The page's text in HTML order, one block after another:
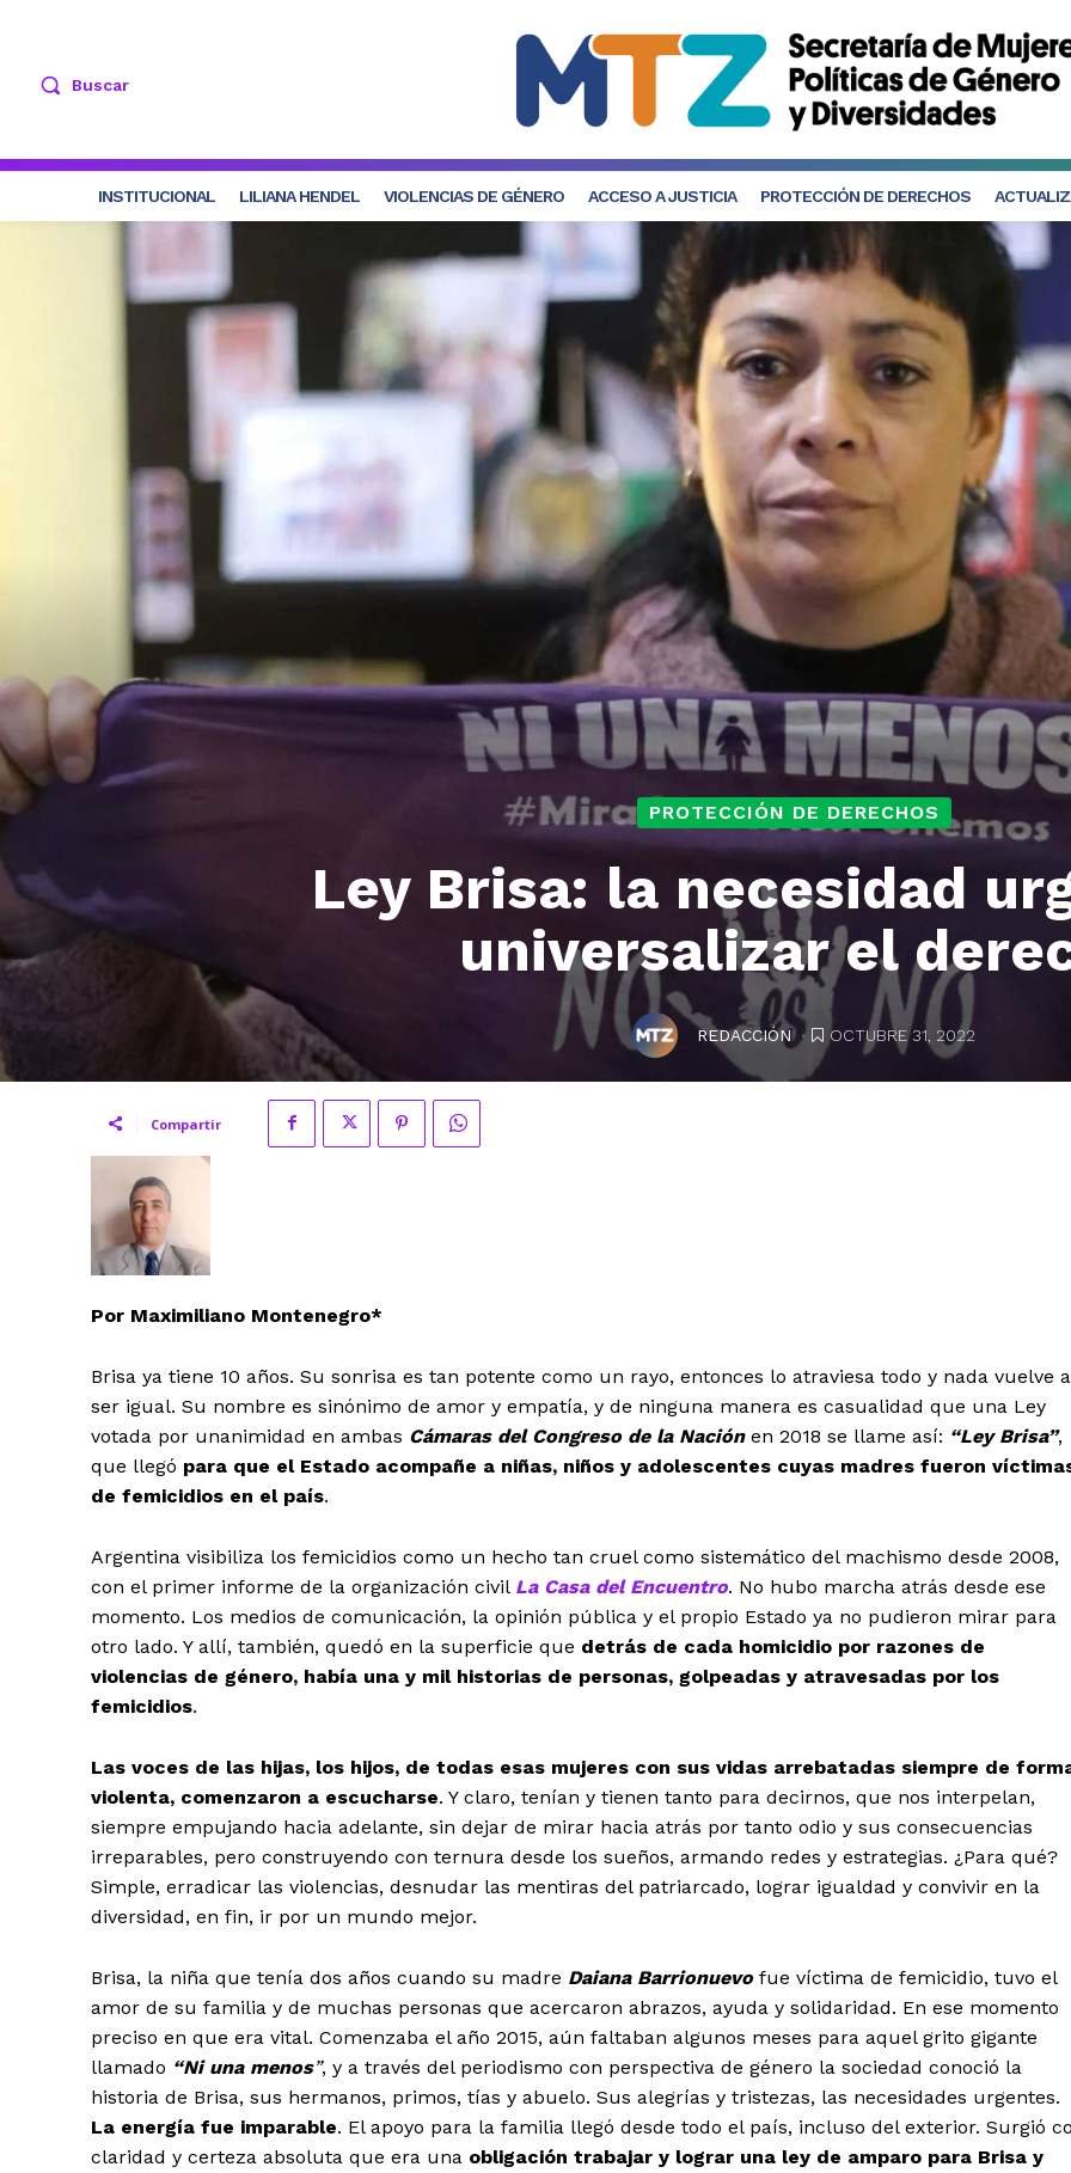
Buscar
INSTITUCIONAL LILIANA HENDEL VIOLENCIAS DE GÉNERO ACCESO A JUSTICIA PROTECCIÓN DE DERECHOS
PROTECCIÓN DE DERECHOS
Ley Brisa: la necesidad
universalizar el
REDACCIÓN . OCTUBRE 31, 2022
Compartir
Por Maximiliano Montenegro*
Brisa ya tiene 10 años. Su sonrisa es tan potente como un rayo, entonces lo atraviesa todo y nada vuelve a
ser igual. Su nombre es sinónimo de amor y empatía, y de ninguna manera es casualidad que una Ley
votada por unanimidad en ambas Cámaras del Congreso de la Naciónen 2018 se llame así: “Ley Brisa”,
que llegó para que el Estado acompañe a niñas, niños y adolescentes cuyas madres fueron
de femicidios en el país.
Argentina visibiliza los femicidios como un hecho tan cruel como sistemático del machismo desde 2008,
con el primer informe de la organización civil La Casa del Encuentro. No hubo marcha atrás desde ese
momento. Los medios de comunicación, la opinión pública y el propio Estado ya no pudieron mirar para
otro lado. Y allí, también, quedó en la superficie que detrás de cada homicidio por razones de
violencias de género, había una y mil historias de personas, golpeadas y atravesadas por los
femicidios.
Las voces de las hijas, los hijos, de todas esas mujeres con sus vidas arrebatadas siempre de
violenta, comenzaron a escucharse. Y claro, tenían y tienen tanto para decirnos, que nos interpelan,
siempre empujando hacia adelante, sin dejar de mirar hacia atrás por tanto odio y sus consecuencias
irreparables, pero construyendo con ternura desde los sueños, armando redes y estrategias. ¿Para qué?
Simple, erradicar las violencias, desnudar las mentiras del patriarcado, lograr igualdad y convivir en la
diversidad, en fin, ir por un mundo mejor.
Brisa, la niña que tenía dos años cuando su madre Daiana Barrionuevofue víctima de femicidio, tuvo el
amor de su familia y de muchas personas que acercaron abrazos, ayuda y solidaridad. En ese momento
preciso en que era vital. Comenzaba el año 2015, aún faltaban algunos meses para aquel grito gigante
llamado “Ni una menos”, y a través del periodismo con perspectiva de género la sociedad conoció la
historia de Brisa, sus hermanos, primos, tías y abuelo. Sus alegrías y tristezas, las necesidades urgentes.
La energía fue imparable. El apoyo para la familia llegó desde todo el país, incluso del exterior. Surgió
claridad y certeza absoluta que era una obligación trabajar y lograr una ley de amparo para Brisa y